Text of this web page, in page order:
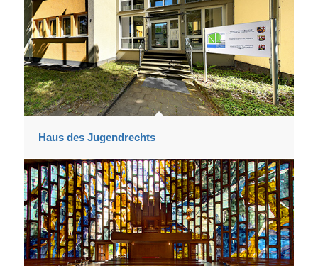
Haus des Jugendrechts